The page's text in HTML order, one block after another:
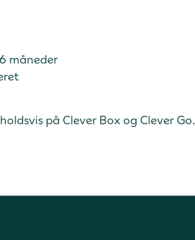
måneder
på Clever Box og Clever Go.